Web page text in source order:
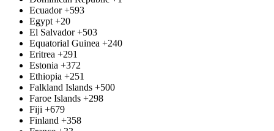
Ecuador +593
Egypt +20
El Salvador +503
Equatorial Guinea +240
Eritrea +291
Estonia +372
Ethiopia +251
Falkland Islands +500
Faroe Islands +298
Fiji +679
Finland +358